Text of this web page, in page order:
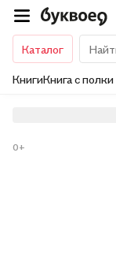
Каталог
КнигиКнига с полки
0+